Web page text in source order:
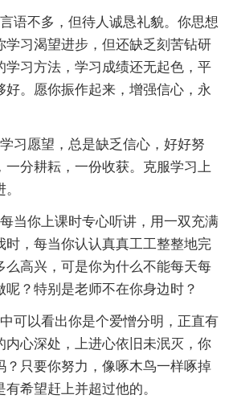
语不多，但待人诚恳礼貌。你思想
学习渴望进步，但还缺乏刻苦钻研
学习方法，学习成绩还无起色，平
好。愿你振作起来，增强信心，永
习愿望，总是缺乏信心，好好努
一分耕耘，一份收获。克服学习上
当你上课时专心听讲，用一双充满
时，每当你认认真真工工整整地完
么高兴，可是你为什么不能每天每
呢？特别是老师不在你身边时？
可以看出你是个爱憎分明，正直有
内心深处，上进心依旧未泯灭，你
？只要你努力，像啄木鸟一样啄掉
希望赶上并超过他的。